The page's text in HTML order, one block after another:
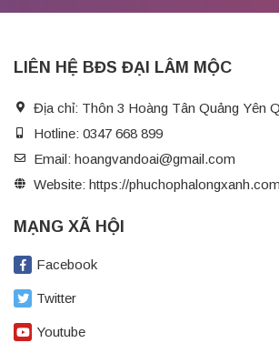
LIÊN HỆ BĐS ĐẠI LÂM MỘC
Địa chỉ: Thôn 3 Hoàng Tân Quảng Yên
Hotline: 0347 668 899
Email: hoangvandoai@gmail.com
Website: https://phuchophalongxanh.com
MẠNG XÃ HỘI
Facebook
Twitter
Youtube